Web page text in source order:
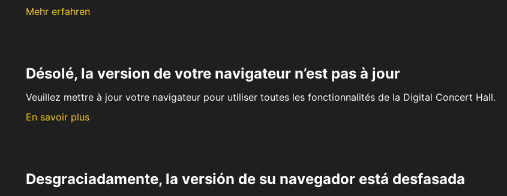
Mehr erfahren
Désolé, la version de votre navigateur n’est pas à jour
Veuillez mettre à jour votre navigateur pour utiliser toutes les fonctionnalités de la Digital Concert Hall.
En savoir plus
Desgraciadamente, la versión de su navegador está desfasada